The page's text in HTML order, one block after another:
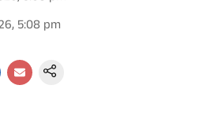
5:08 pm